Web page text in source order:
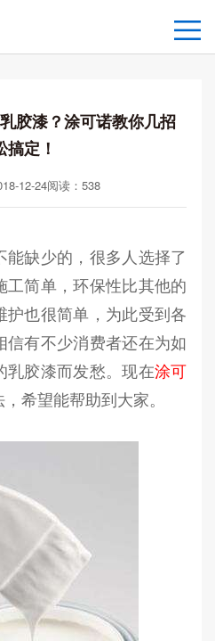
胶漆？涂可诺教你几招
搞定！
12-24阅读： 538
缺少的，很多人选择了
简单，环保性比其他的
也很简单，为此受到各
有不少消费者还在为如
乳胶漆而发愁。现在涂可
希望能帮助到大家。